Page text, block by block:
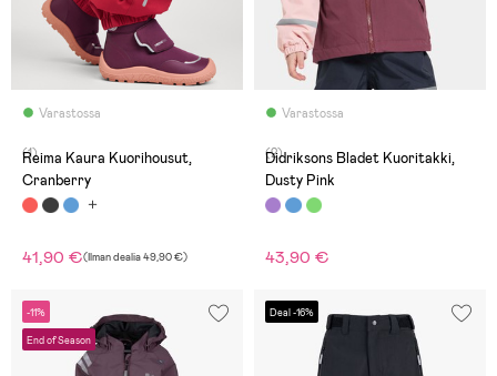
Varastossa
(1)
Reima Kaura Kuorihousut,
Cranberry
41,90 €(Ilman dealia49,90 €)
Varastossa
(2)
Didriksons Bladet Kuoritakki,
Dusty Pink
43,90 €
-11%
End of Season
Deal -16%